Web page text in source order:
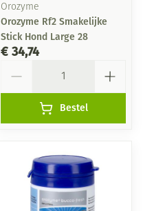
Orozyme
Orozyme Rf2 Smakelijke
Stick Hond Large 28
€ 34,74
Bestel